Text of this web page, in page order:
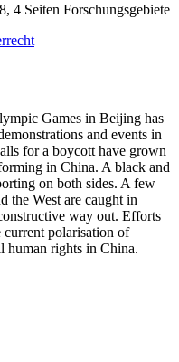
4 Seiten Forschungsgebiete
Games in Beijing has
and events in
for a boycott have grown
in China. A black and
on both sides. A few
the West are caught in
way out. Efforts
current polarisation of
human rights in China.